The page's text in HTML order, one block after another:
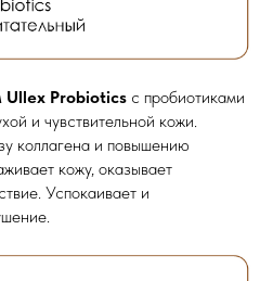
Ullex Probiotics с пробиотиками
и чувствительной кожи.
коллагена и повышению
кожу, оказывает
Успокаивает и